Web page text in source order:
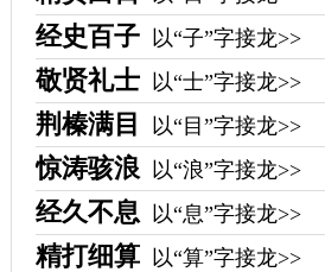
经史百子 以“子”字接龙>>
敬贤礼士 以“士”字接龙>>
荆榛满目 以“目”字接龙>>
惊涛骇浪 以“浪”字接龙>>
经久不息 以“息”字接龙>>
精打细算 以“算”字接龙>>